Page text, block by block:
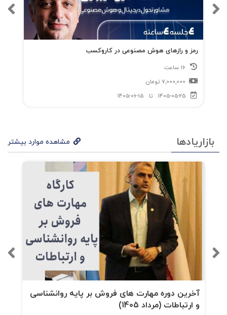
رمز و رازهای هوش مصنوعی در کاروکسب
7,000,000 تومان
1405-05-25
تا 1405-06-15
بازاریادها مشاهده موارد بیشتر
آخرین دوره مهارت های فروش بر پایه روانشناسی
و ارتباطات (مرداد 1405)